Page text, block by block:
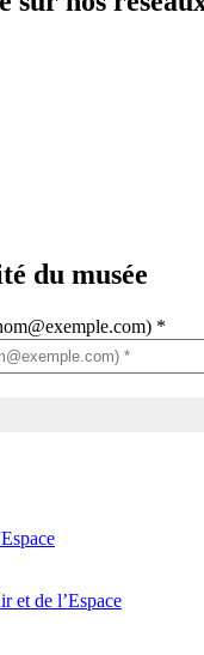
du musée
*
et de l’Espace